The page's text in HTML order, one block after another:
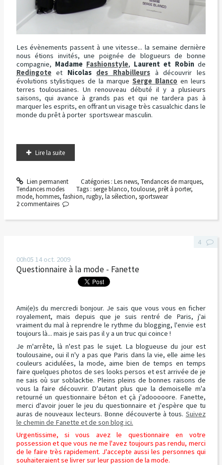
Les évènements passent à une vitesse... la semaine dernière
nous étions invités, une poignée de blogueurs de bonne
compagnie, Madame Fashionstyle, Laurent et Robinde
Redingoteet Nicolas des Rhabilleursà découvrir les
évolutions stylistiques de la marqueSerge Blanco en leurs
terres toulousaines. Un renouveau débuté il y a plusieurs
saisons, qui avance à grands pas et qui ne tardera pas à
marquer les esprits, en offrant un visage très casualchic dans le
monde du prêt à porter sportswear masculin.
Lire la suite
Lien permanent Catégories : Les news, Tendances de marques,
Tendances modes
Tags :serge blanco,toulouse,prêt à porter,
mode, hommes, fashion, rugby, la sélection, sportswear
2 commentaires
00h05 14 oct. 2009
Questionnaire à la mode - Fanette
Ami(e)s du mercredi bonjour. Je sais que vous vous en ficher
royalement, mais depuis que je suis rentré de Paris, j'ai
vraiment du mal à reprendre le rythme du blogging, l'envie est
toujours là... mais je sais pas il y a un truc qui coince !
Je m'arrête, là n'est pas le sujet. La blogueuse du jour est
toulousaine, oui il n'y a pas que Paris dans la vie, elle aime les
couleurs acidulées, la mode, aime bien de temps en temps
faire quelques photos de ses looks persos et est arrivée de je
ne sais où sur soblacktie. Pleins pleins de bonnes raisons de
vous la faire découvrir. D'autant plus que la demoiselle m'a
retourné un questionnaire béton et çà j'adooooore. Fanette,
merci d'avoir jouer le jeu du questionnaire et j'espère que tu
auras de nouveaux lecteurs. Bonne découverte à tous. Suivez
le chemin de Fanette et de son blog ici.
Urgentissime, si vous avez le questionnaire en votre
possession et que vous ne me l'avez toujours pas rendu, merci
de le faire très rapidement. J'accepte aussi les personnes qui
souhaiteraient se livrer sur leur passion de la mode.
4